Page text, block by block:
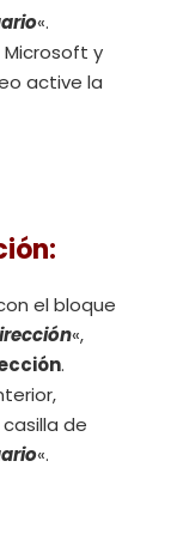
«.
y
active la
:
el bloque
«,
.
de
«.